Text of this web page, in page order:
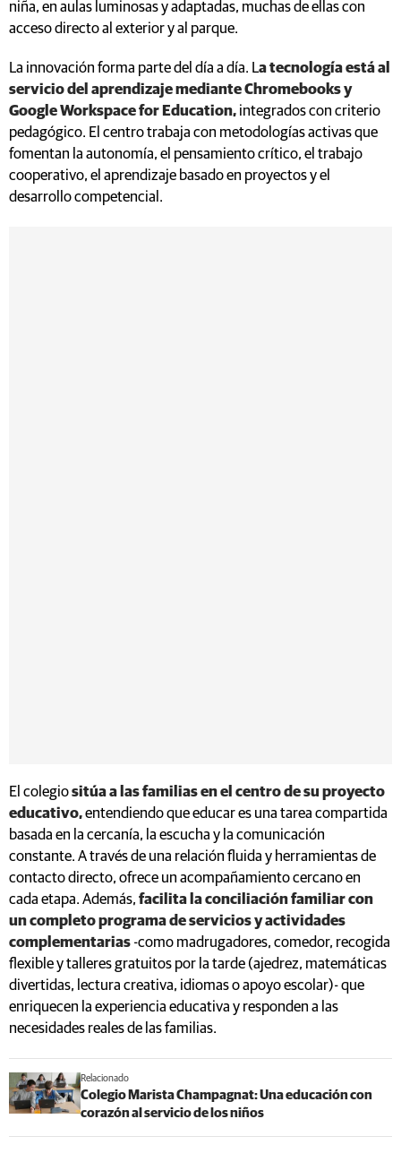
niña, en aulas luminosas y adaptadas, muchas de ellas con
acceso directo al exterior y al parque.
La innovación forma parte del día a día. La tecnología está al
servicio del aprendizaje mediante Chromebooks y
Google Workspace for Education, integrados con criterio
pedagógico. El centro trabaja con metodologías activas que
fomentan la autonomía, el pensamiento crítico, el trabajo
cooperativo, el aprendizaje basado en proyectos y el
desarrollo competencial.
El colegiositúa a las familias en el centro de su proyecto
educativo,entendiendo que educar es una tarea compartida
basada en la cercanía, la escucha y la comunicación
constante. A través de una relación fluida y herramientas de
contacto directo, ofrece un acompañamiento cercano en
cada etapa. Además, facilita la conciliación familiar con
un completo programa de servicios y actividades
complementarias -como madrugadores, comedor, recogida
flexible y talleres gratuitos por la tarde (ajedrez, matemáticas
divertidas, lectura creativa, idiomas o apoyo escolar)- que
enriquecen la experiencia educativa y responden a las
necesidades reales de las familias.
Relacionado
Colegio Marista Champagnat: Una educación con
corazón al servicio de los niños